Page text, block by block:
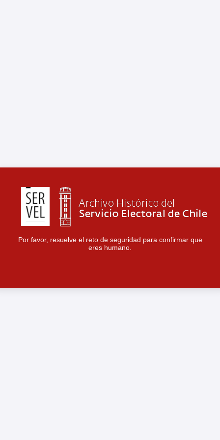
Por favor, resuelve el reto de seguridad para confirmar que
eres humano.